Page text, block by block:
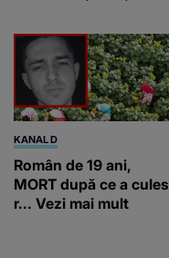
KANAL D
Român de 19 ani,
MORT după ce a cules
r... Vezi mai mult